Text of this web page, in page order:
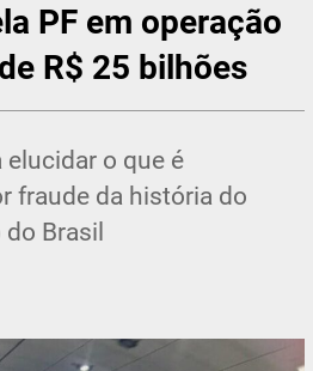
PF em operação
R$ 25 bilhões
o que é
fraude da história do
Brasil